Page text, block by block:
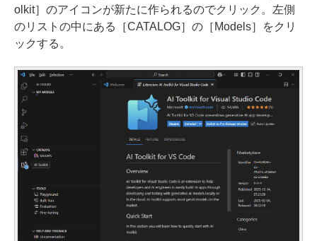
olkit］のアイコンが新たに作られるのでクリック。左側
のリストの中にある［CATALOG］の［Models］をクリ
ックする。